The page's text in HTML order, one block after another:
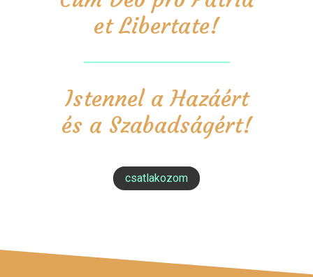
et Libertate!
Istennel a Hazáért
és a Szabadságért!
csatlakozom